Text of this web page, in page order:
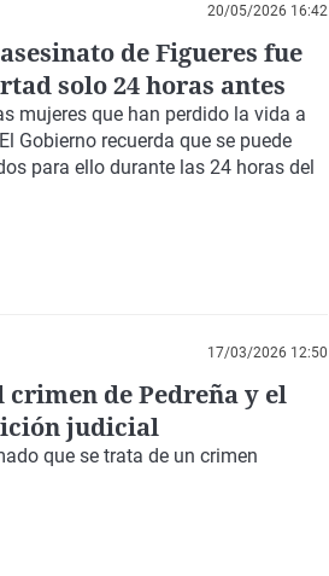
20/05/2026 16:42
de Figueres fue
solo 24 horas antes
mujeres que han perdido la vida a
Gobierno recuerda que se puede
para ello durante las 24 horas del
17/03/2026 12:50
de Pedreña y el
judicial
que se trata de un crimen